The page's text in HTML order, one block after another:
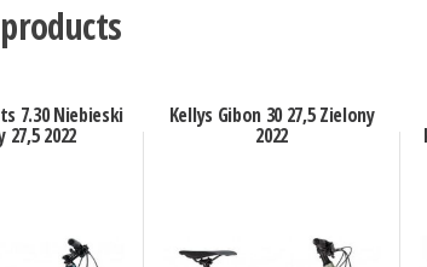
7.30 Niebieski
27,5 2022
Kellys Gibon 30 27,5 Zielony
2022